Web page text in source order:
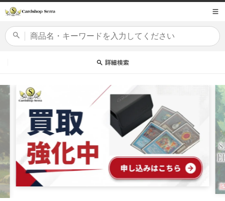
ンツに
詳細検索
商品コード
カードセット